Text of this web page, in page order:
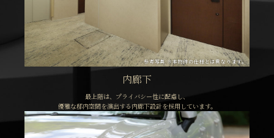
参考写真 ※本物件の仕様とは異なります。
内廊下
最上階は、プライバシー性に配慮し、
優雅な邸内空間を演出する内廊下設計を採用しています。